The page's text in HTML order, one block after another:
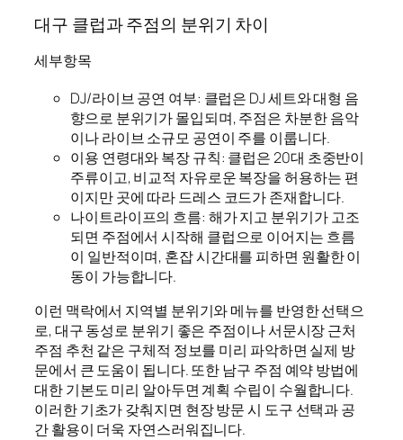
대구 클럽과 주점의 분위기 차이
세부항목
DJ/라이브 공연 여부: 클럽은 DJ 세트와 대형 음
향으로 분위기가 몰입되며, 주점은 차분한 음악
이나 라이브 소규모 공연이 주를 이룹니다.
이용 연령대와 복장 규칙: 클럽은 20대 초중반이
주류이고, 비교적 자유로운 복장을 허용하는 편
이지만 곳에 따라 드레스 코드가 존재합니다.
나이트라이프의 흐름: 해가 지고 분위기가 고조
되면 주점에서 시작해 클럽으로 이어지는 흐름
이 일반적이며, 혼잡 시간대를 피하면 원활한 이
동이 가능합니다.
이런 맥락에서 지역별 분위기와 메뉴를 반영한 선택으
로, 대구 동성로 분위기 좋은 주점이나 서문시장 근처
주점 추천 같은 구체적 정보를 미리 파악하면 실제 방
문에서 큰 도움이 됩니다. 또한 남구 주점 예약 방법에
대한 기본도 미리 알아두면 계획 수립이 수월합니다.
이러한 기초가 갖춰지면 현장 방문 시 도구 선택과 공
간 활용이 더욱 자연스러워집니다.